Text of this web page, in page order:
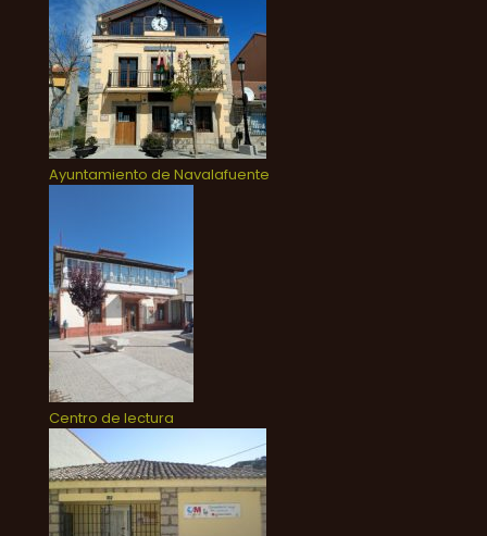
Ayuntamiento de Navalafuente
Centro de lectura